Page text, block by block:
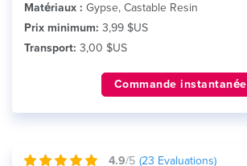
Matériaux : Gypse, Castable Resin
Prix minimum: 3,99 $US
Transport: 3,00 $US
Commande instantanée
4.9/5 (23 Evaluations)